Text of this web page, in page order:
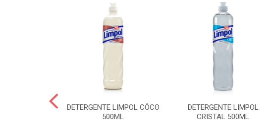
DETERGENTE LIMPOL CÔCO
500ML
DETERGENTE LIMPOL
CRISTAL 500ML